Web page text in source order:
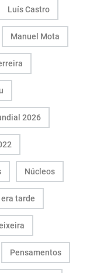
Luís Castro
Manuel Mota
2026
Núcleos
tarde
Pensamentos